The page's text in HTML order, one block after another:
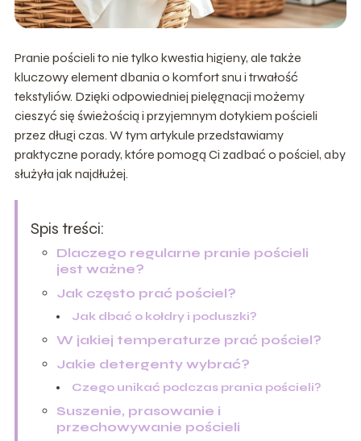
Pranie pościeli to nie tylko kwestia higieny, ale także
kluczowy element dbania o komfort snu i trwałość
tekstyliów. Dzięki odpowiedniej pielęgnacji możemy
cieszyć się świeżością i przyjemnym dotykiem pościeli
przez długi czas. W tym artykule przedstawiamy
praktyczne porady, które pomogą Ci zadbać o pościel, aby
służyła jak najdłużej.
Spis treści:
Dlaczego regularne pranie pościeli
jest ważne?
Jak często prać pościel?
Jak dbać o kołdry i poduszki?
W jakiej temperaturze prać pościel?
Jakie detergenty wybrać?
Czego unikać podczas prania pościeli?
Suszenie, prasowanie i
przechowywanie pościeli